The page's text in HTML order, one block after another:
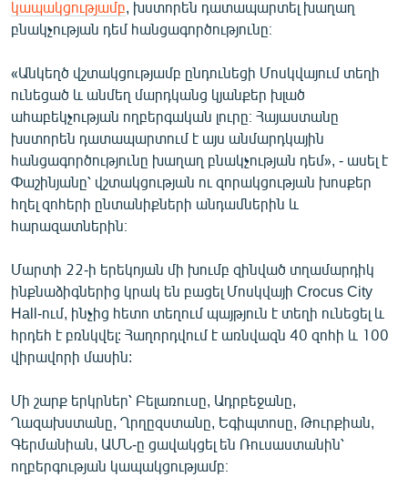
ՏԵՍԱՆՅՈՒԹԵՐ
ԲԱՆԱՎԵՃ
ՁԳՏԵԼՈՎ ԼԱՎԱԳՈՒՅՆԻՆ
ՓՈԴՔԱՍԹ
Հայերեն
English
Русский
ՀԵՏԵՎԵՔ ՄԵԶ
«Ազատության» բոլոր կայքերը
կապակցությամբ , խստորեն դատապարտել խաղաղ
բնակչության դեմ հանցագործությունը։
«Անկեղծ վշտակցությամբ ընդունեցի Մոսկվայում տեղի
ունեցած և անմեղ մարդկանց կյանքեր խլած
ահաբեկչության ողբերգական լուրը։ Հայաստանը
խստորեն դատապարտում է այս անմարդկային
հանցագործությունը խաղաղ բնակչության դեմ», - ասել է
Փաշինյանը՝ վշտակցության ու զորակցության խոսքեր
հղել զոհերի ընտանիքների անդամներին և
հարազատներին։
Մարտի 22-ի երեկոյան մի խումբ զինված տղամարդիկ
ինքնաձիգներից կրակ են բացել Մոսկվայի Crocus City
Hall-ում, ինչից հետո տեղում պայթյուն է տեղի ունեցել և
հրդեհ է բռնկվել: Հաղորդվում է առնվազն 40 զոհի և 100
վիրավորի մասին:
Մի շարք երկրներ՝ Բելառուսը, Ադրբեջանը,
Ղազախստանը, Ղրղըզստանը, Եգիպտոսը, Թուրքիան,
Գերմանիան, ԱՄՆ-ը ցավակցել են Ռուսաստանին՝
ողբերգության կապակցությամբ։